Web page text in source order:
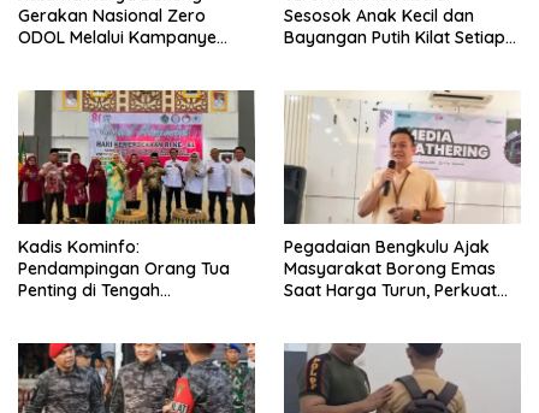
Gerakan Nasional Zero
ODOL Melalui Kampanye
Sesosok Anak Kecil dan
Bayangan Putih Kilat Setiap
Kadis Kominfo:
Pendampingan Orang Tua
Penting di Tengah
Pegadaian Bengkulu Ajak
Masyarakat Borong Emas
Saat Harga Turun, Perkuat